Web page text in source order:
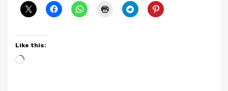
Like this:
Loading…